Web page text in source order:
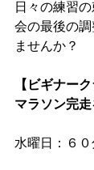
日々の練習
会の最後の
ませんか？
【ビギナー
マラソン完走
水曜日：６